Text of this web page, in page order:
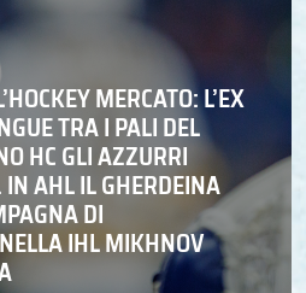
MERCATO: L’EX
TRA I PALI DEL
HC GLI AZZURRI
AHL IL GHERDEINA
DI
IHL MIKHNOV